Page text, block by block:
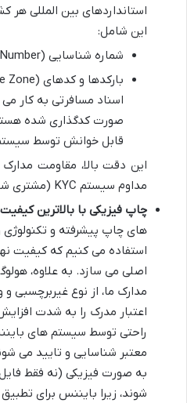
استانداردهای بین المللی هر
این شامل:
شماره شناسایی (ID Number) دقیق و منطبق.
اسناد مسافرتی به کار
صورت کدگذاری شده
قابل خوانش توسط
این دقت بالا، مقاومت مدارک
مداوم سیستم KYC (مشتری شناسی) بایننس تضمین می کند.
چاپ فیزیکی با بالاترین
های چاپ پیشرفته و تکنولوژی
استفاده می کنیم که کیفیت
اصلی می سازد. به علاوه،
مدارک ما، از نوع غیربرچسبی
اعتبار مدرک را به شدت
راحتی توسط سیستم های
معتبر شناسایی و تایید می
به صورت فیزیکی (نه فقط
شوند، زیرا بایننس برای